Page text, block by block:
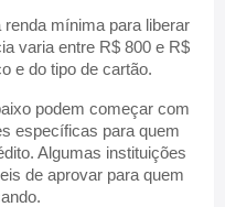
mínima para liberar
varia entre R$ 800 e R$
e do tipo de cartão.
podem começar com
específicas para quem
Algumas instituições
de aprovar para quem